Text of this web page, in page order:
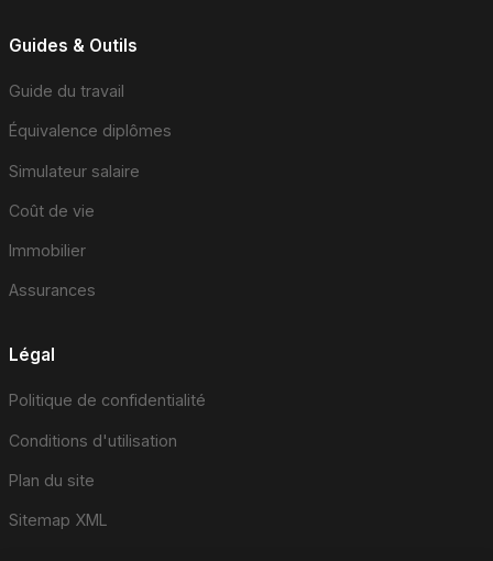
Guides & Outils
Guide du travail
Équivalence diplômes
Simulateur salaire
Coût de vie
Immobilier
Assurances
Légal
Politique de confidentialité
Conditions d'utilisation
Plan du site
Sitemap XML